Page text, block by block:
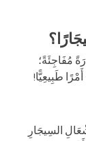
مُفَاجِئَةً؛
طَبِيعِيًّا!
السِيجَارِ